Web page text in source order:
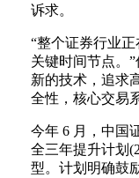
诉求。
“整个证券行业
关键时间节点。
新的技术，追求
全性，核心交易
今年 6 月，中国
全三年提升计划
型。计划明确鼓